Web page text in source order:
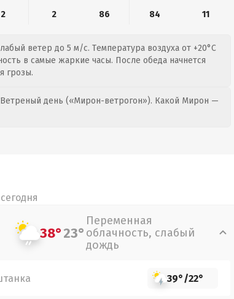
2 2 86 84 11
ветер до 5 м/с. Температура воздуха от +20°C
в самые жаркие часы. После обеда начнется
грозы.
день («Мирон-ветрогон»). Какой Мирон —
38°23°
Переменная
облачность, слабый
дождь
39°/22°